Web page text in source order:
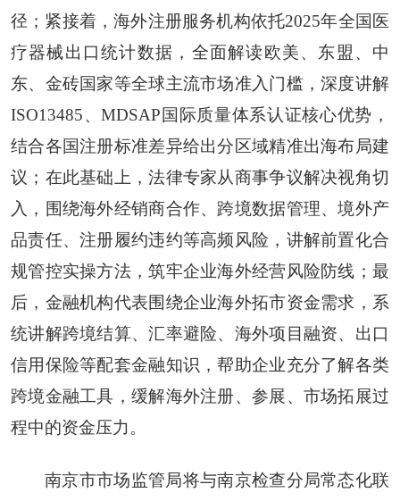
径；紧接着，海外注册服务机构依托2025年全国医
疗器械出口统计数据，全面解读欧美、东盟、中
东、金砖国家等全球主流市场准入门槛，深度讲解
ISO13485、MDSAP国际质量体系认证核心优势，
结合各国注册标准差异给出分区域精准出海布局建
议；在此基础上，法律专家从商事争议解决视角切
入，围绕海外经销商合作、跨境数据管理、境外产
品责任、注册履约违约等高频风险，讲解前置化合
规管控实操方法，筑牢企业海外经营风险防线；最
后，金融机构代表围绕企业海外拓市资金需求，系
统讲解跨境结算、汇率避险、海外项目融资、出口
信用保险等配套金融知识，帮助企业充分了解各类
跨境金融工具，缓解海外注册、参展、市场拓展过
程中的资金压力。
南京市市场监管局将与南京检查分局常态化联